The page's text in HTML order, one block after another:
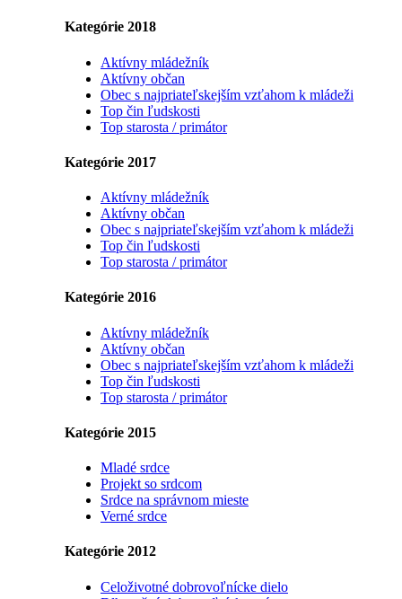
Kategórie 2018
Aktívny mládežník
Aktívny občan
Obec s najpriateľskejším vzťahom k mládeži
Top čin ľudskosti
Top starosta / primátor
Kategórie 2017
Aktívny mládežník
Aktívny občan
Obec s najpriateľskejším vzťahom k mládeži
Top čin ľudskosti
Top starosta / primátor
Kategórie 2016
Aktívny mládežník
Aktívny občan
Obec s najpriateľskejším vzťahom k mládeži
Top čin ľudskosti
Top starosta / primátor
Kategórie 2015
Mladé srdce
Projekt so srdcom
Srdce na správnom mieste
Verné srdce
Kategórie 2012
Celoživotné dobrovoľnícke dielo